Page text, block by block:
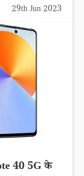
29th Jun 2023
40 5G के